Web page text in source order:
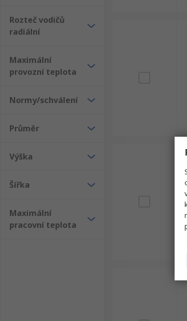
Rozteč vodičů
radiální
Maximální
provozní teplota
Normy/schválení
Průměr
Výška
Šířka
Maximální
pracovní teplota